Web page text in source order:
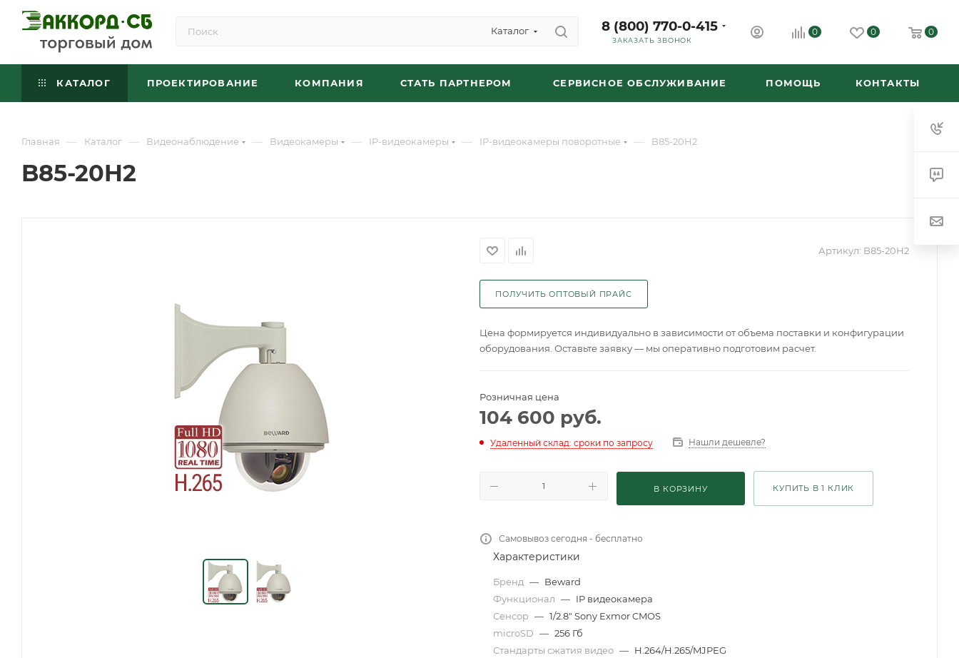
Каталог 8 (800) 770-0-415
ЗАКАЗАТЬ ЗВОНОК
0 0 0
КАТАЛОГ ПРОЕКТИРОВАНИЕ КОМПАНИЯ СТАТЬ ПАРТНЕРОМ СЕРВИСНОЕ ОБСЛУЖИВАНИЕ ПОМОЩЬ КОНТАКТЫ
Главная — Каталог — Видеонаблюдение — Видеокамеры — IP-видеокамеры — IP-видеокамеры поворотные — B85-20H2
B85-20H2
Артикул: B85-20H2
ПОЛУЧИТЬ ОПТОВЫЙ ПРАЙС
Цена формируется индивидуально в зависимости от объема поставки и конфигурации
оборудования. Оставьте заявку — мы оперативно подготовим расчет.
Розничная цена
104 600 руб.
Удаленный склад: сроки по запросу Нашли дешевле?
В КОРЗИНУ КУПИТЬ В 1 КЛИК
Самовывоз сегодня - бесплатно
Характеристики
Бренд — Beward
Функционал — IP видеокамера
Сенсор — 1/2.8" Sony Exmor CMOS
microSD — 256 Гб
Стандарты сжатия видео — H.264/H.265/MJPEG